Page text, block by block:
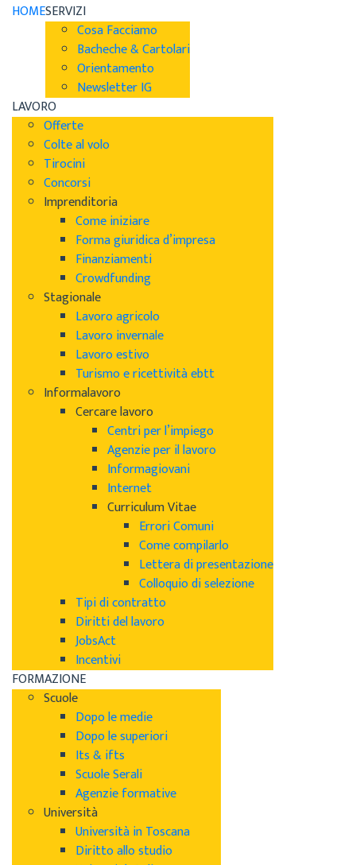
HOMESERVIZI
Cosa Facciamo
Bacheche & Cartolari
Orientamento
Newsletter IG
LAVORO
Offerte
Colte al volo
Tirocini
Concorsi
Imprenditoria
Come iniziare
Forma giuridica d’impresa
Finanziamenti
Crowdfunding
Stagionale
Lavoro agricolo
Lavoro invernale
Lavoro estivo
Turismo e ricettività ebtt
Informalavoro
Cercare lavoro
Centri per l’impiego
Agenzie per il lavoro
Informagiovani
Internet
Curriculum Vitae
Errori Comuni
Come compilarlo
Lettera di presentazione
Colloquio di selezione
Tipi di contratto
Diritti del lavoro
JobsAct
Incentivi
FORMAZIONE
Scuole
Dopo le medie
Dopo le superiori
Its & ifts
Scuole Serali
Agenzie formative
Università
Università in Toscana
Diritto allo studio